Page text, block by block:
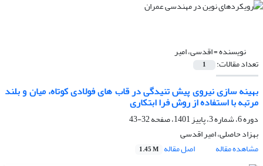
نویسنده =اقدسی، امیر
تعداد مقالات: 1
بهینه سازی نیروی پیش تنیدگی در قاب های فولادی کوتاه، میان و بلند
مرتبه با استفاده از روش فرا ابتکاری
دوره 6، شماره 3، پاییز 1401، صفحه
32-43
بهزاد حاصلی، امیر اقدسی
مشاهده مقاله
اصل مقاله 1.45 M